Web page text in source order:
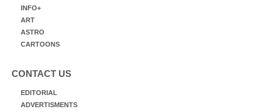
INFO+
ART
ASTRO
CARTOONS
CONTACT US
EDITORIAL
ADVERTISMENTS